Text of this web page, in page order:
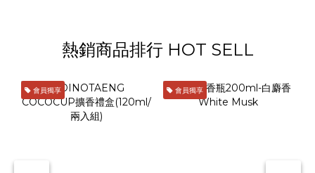
熱銷商品排行 HOT SELL
會員獨享 會員獨享